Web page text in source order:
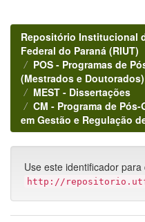
Repositório Institucional
Federal do Paraná (RIUT)
POS - Programas de
(Mestrados e Doutorados)
MEST - Dissertações
CM - Programa de
em Gestão e Regulação
Use este identificador
http://